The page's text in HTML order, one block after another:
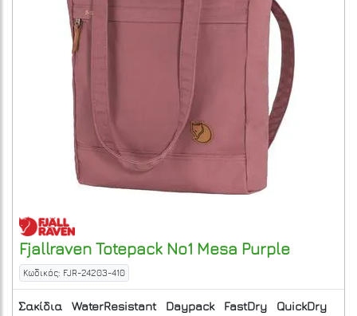
Fjallraven Totepack No1 Mesa Purple
Κωδικός: FJR-24203-410
Σακίδια WaterResistant Daypack FastDry
QuickDry